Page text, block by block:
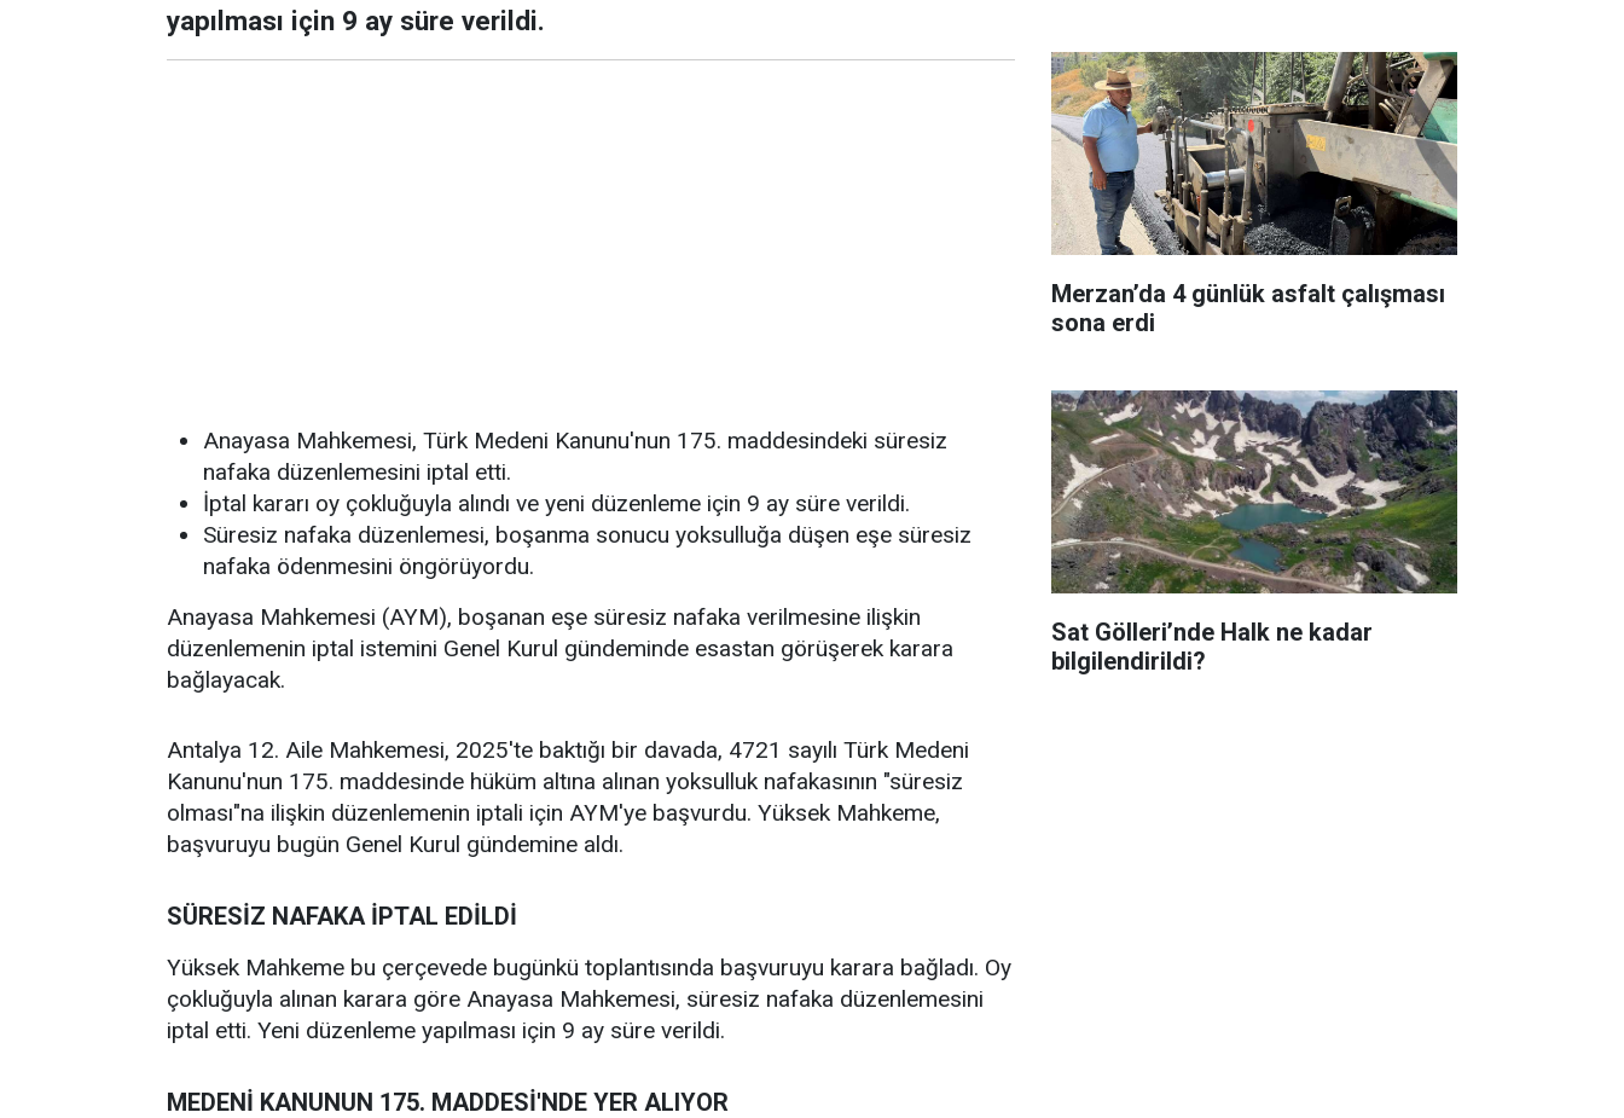
yapılması için 9 ay süre verildi.
Anayasa Mahkemesi, Türk Medeni Kanunu'nun 175. maddesindeki süresiz
nafaka düzenlemesini iptal etti.
İptal kararı oy çokluğuyla alındı ve yeni düzenleme için 9 ay süre verildi.
Süresiz nafaka düzenlemesi, boşanma sonucu yoksulluğa düşen eşe süresiz
nafaka ödenmesini öngörüyordu.
Anayasa Mahkemesi (AYM), boşanan eşe süresiz nafaka verilmesine ilişkin
düzenlemenin iptal istemini Genel Kurul gündeminde esastan görüşerek karara
bağlayacak.
Antalya 12. Aile Mahkemesi, 2025'te baktığı bir davada, 4721 sayılı Türk Medeni
Kanunu'nun 175. maddesinde hüküm altına alınan yoksulluk nafakasının "süresiz
olması"na ilişkin düzenlemenin iptali için AYM'ye başvurdu. Yüksek Mahkeme,
başvuruyu bugün Genel Kurul gündemine aldı.
SÜRESİZ NAFAKA İPTAL EDİLDİ
Yüksek Mahkeme bu çerçevede bugünkü toplantısında başvuruyu karara bağladı. Oy
çokluğuyla alınan karara göre Anayasa Mahkemesi, süresiz nafaka düzenlemesini
iptal etti. Yeni düzenleme yapılması için 9 ay süre verildi.
MEDENİ KANUNUN 175. MADDESİ'NDE YER ALIYOR
Merzan’da 4 günlük asfalt çalışması
sona erdi
Sat Gölleri’nde Halk ne kadar
bilgilendirildi?